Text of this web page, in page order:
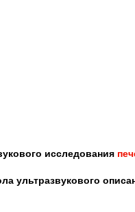
исследования
ультразвукового